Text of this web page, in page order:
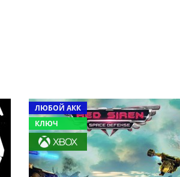
ЛЮБОЙ АКК
КЛЮЧ